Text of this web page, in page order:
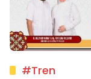
#Tren